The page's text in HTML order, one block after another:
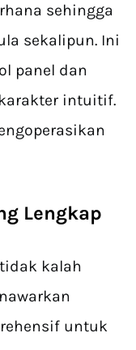
sehingga
sekalipun. Ini
panel dan
intuitif.
Lengkap
kalah
untuk